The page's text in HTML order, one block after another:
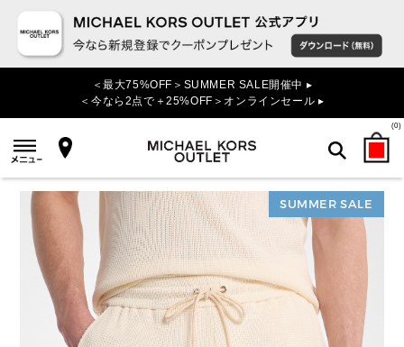
＜最大75%OFF＞SUMMER SALE開催中 ▸
＜今なら2点で＋25%OFF＞オンラインセール ▸
(0)
検索
SUMMER SALE